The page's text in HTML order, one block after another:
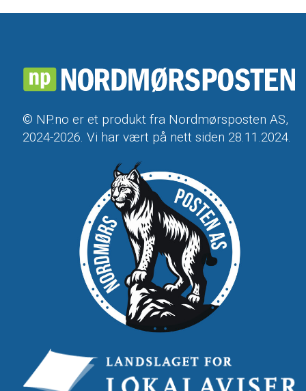
© NP.no er et produkt fra Nordmørsposten AS,
2024-2026. Vi har vært på nett siden 28.11.2024.